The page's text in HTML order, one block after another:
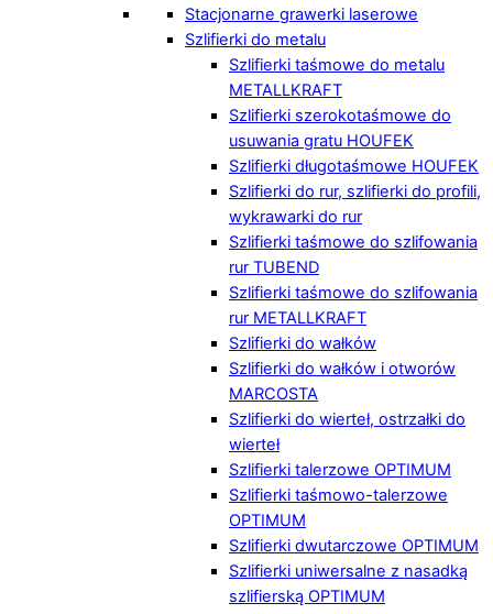
Stacjonarne grawerki laserowe
Szlifierki do metalu
Szlifierki taśmowe do metalu
METALLKRAFT
Szlifierki szerokotaśmowe do
usuwania gratu HOUFEK
Szlifierki długotaśmowe HOUFEK
Szlifierki do rur, szlifierki do profili,
wykrawarki do rur
Szlifierki taśmowe do szlifowania
rur TUBEND
Szlifierki taśmowe do szlifowania
rur METALLKRAFT
Szlifierki do wałków
Szlifierki do wałków i otworów
MARCOSTA
Szlifierki do wierteł, ostrzałki do
wierteł
Szlifierki talerzowe OPTIMUM
Szlifierki taśmowo-talerzowe
OPTIMUM
Szlifierki dwutarczowe OPTIMUM
Szlifierki uniwersalne z nasadką
szlifierską OPTIMUM